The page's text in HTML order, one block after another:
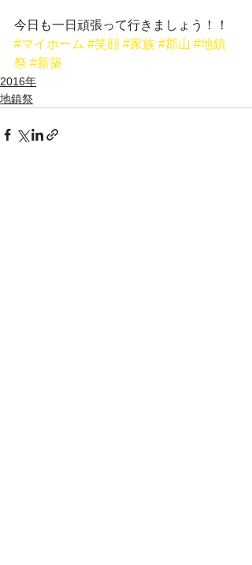
今日も一日頑張って行きましょう！！
#マイホーム #笑顔 #家族 #郡山 #地鎮
祭 #新築
2016年
地鎮祭